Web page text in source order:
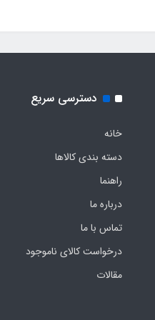
دسترسی سریع
خانه
دسته بندی کالاها
راهنما
درباره ما
تماس با ما
درخواست کالای ناموجود
مقالات